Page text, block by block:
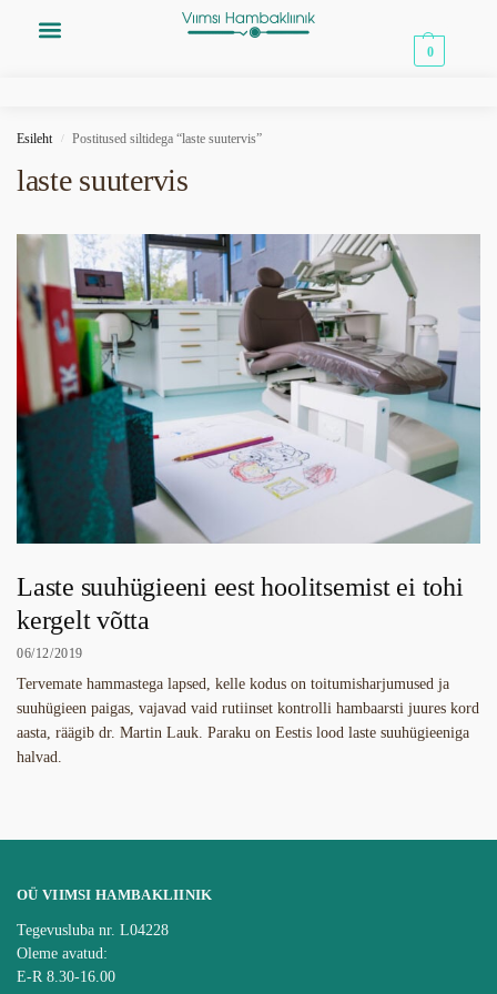
0
Esileht / Postitused siltidega “laste suutervis”
laste suutervis
Laste suuhügieeni eest hoolitsemist ei tohi
kergelt võtta
06/12/2019
Tervemate hammastega lapsed, kelle kodus on toitumisharjumused ja
suuhügieen paigas, vajavad vaid rutiinset kontrolli hambaarsti juures kord
aasta, räägib dr. Martin Lauk. Paraku on Eestis lood laste suuhügieeniga
halvad.
OÜ VIIMSI HAMBAKLIINIK
Tegevusluba nr. L04228
Oleme avatud:
E-R 8.30-16.00